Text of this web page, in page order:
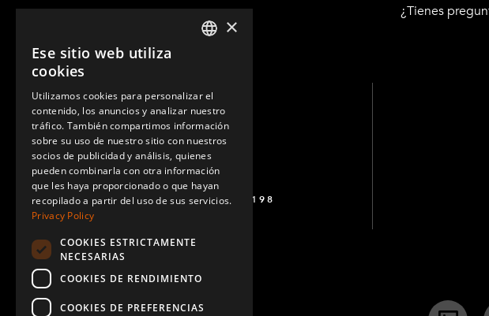
¿Tienes
+52 449 138 9198
×
Ese sitio web utiliza
cookies
Utilizamos cookies para personalizar el
contenido, los anuncios y analizar nuestro
tráfico. También compartimos información
sobre su uso de nuestro sitio con nuestros
socios de publicidad y análisis, quienes
pueden combinarla con otra información
que les haya proporcionado o que hayan
recopilado a partir del uso de sus servicios.
Privacy Policy
COOKIES ESTRICTAMENTE
NECESARIAS
COOKIES DE RENDIMIENTO
COOKIES DE PREFERENCIAS